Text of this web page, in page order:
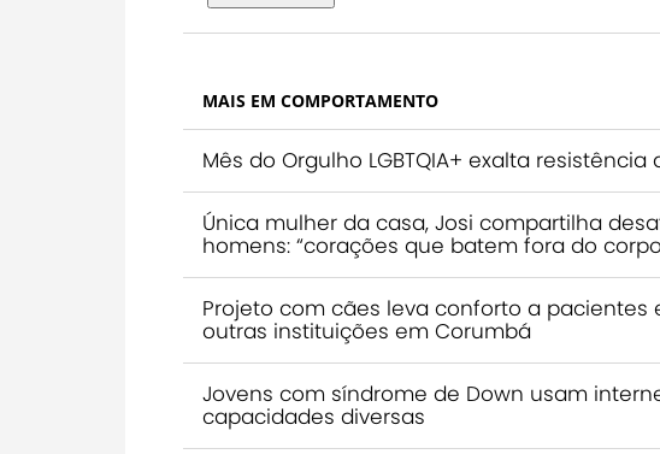
MAIS EM COMPORTAMENTO
Mês do Orgulho LGBTQIA+ exalta
Única mulher da casa, Josi compartilha
homens: “corações que batem fora do
Projeto com cães leva conforto a
outras instituições em Corumbá
Jovens com síndrome de Down usam
capacidades diversas